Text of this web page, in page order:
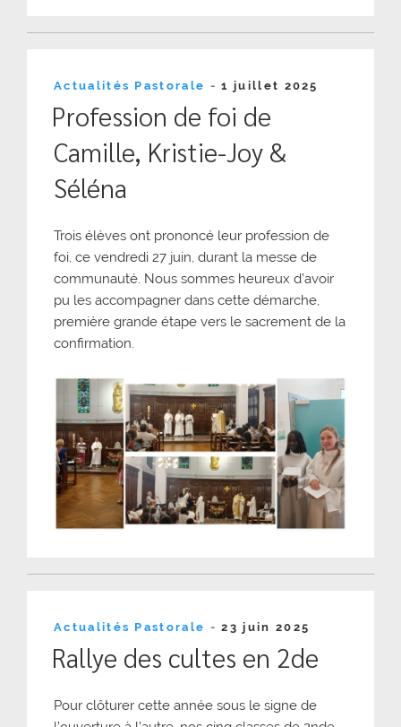
Actualités Pastorale -Publié
1 juillet 2025
Profession de foi de
Camille, Kristie-Joy &
Séléna
Trois élèves ont prononcé leur profession de
foi, ce vendredi 27 juin, durant la messe de
communauté. Nous sommes heureux d’avoir
pu les accompagner dans cette démarche,
première grande étape vers le sacrement de la
confirmation.
Actualités Pastorale -Publié
23 juin 2025
Rallye des cultes en 2de
Pour clôturer cette année sous le signe de